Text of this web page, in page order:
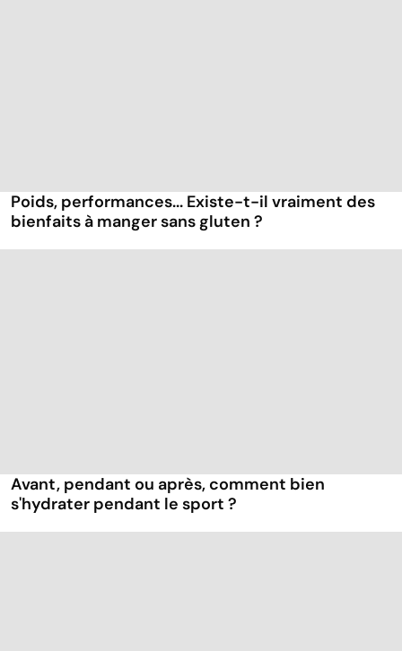
Poids, performances... Existe-t-il vraiment des
bienfaits à manger sans gluten ?
Avant, pendant ou après, comment bien
s'hydrater pendant le sport ?